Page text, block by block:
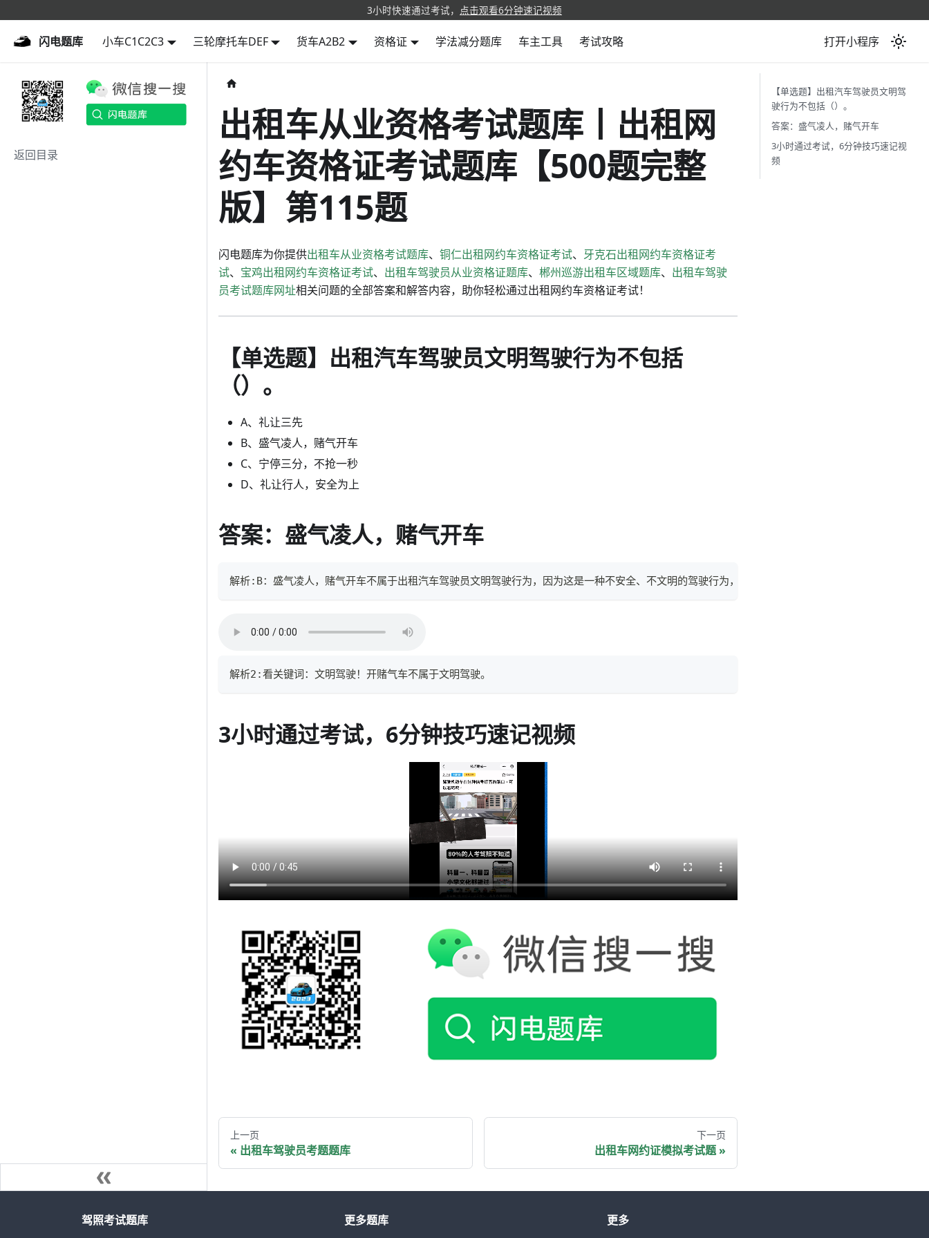
3小时快速通过考试， 点击观看6分钟速记视频
闪电题库 小车C1C2C3 三轮摩托车DEF 货车A2B2 资格证 学法减分题库 车主工具 考试攻略 打开小程序
闪电题库
返回目录
出租车从业资格考试题库丨出租网
约车资格证考试题库【500题完整
版】第115题
闪电题库为你提供出租车从业资格考试题库、 铜仁出租网约车资格证考试、 牙克石出租网约车资格证考
试、 宝鸡出租网约车资格证考试、 出租车驾驶员从业资格证题库、 郴州巡游出租车区域题库、 出租车驾驶
员考试题库网址相关问题的全部答案和解答内容，助你轻松通过出租网约车资格证考试！
【单选题】出租汽车驾驶员文明驾驶行为不包括
（）。
A、礼让三先
B、盛气凌人，赌气开车
C、宁停三分，不抢一秒
D、礼让行人，安全为上
答案：盛气凌人，赌气开车
解析:B：盛气凌人，赌气开车不属于出租汽车驾驶员文明驾驶行为，因为这是一种不安全、不文明的驾驶行为，不应该被认可或鼓励。 其他选项都是
解析2:看关键词：文明驾驶！开赌气车不属于文明驾驶。
3小时通过考试，6分钟技巧速记视频
上一页
出租车驾驶员考题题库
下一页
出租车网约证模拟考试题
【单选题】出租汽车驾驶员文明驾
驶行为不包括（）。
答案：盛气凌人，赌气开车
3小时通过考试，6分钟技巧速记视
频
驾照考试题库 更多题库 更多